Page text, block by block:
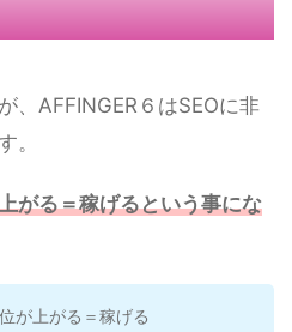
、AFFINGER６はSEOに非
。
がる＝稼げるという事にな
が上がる＝稼げる